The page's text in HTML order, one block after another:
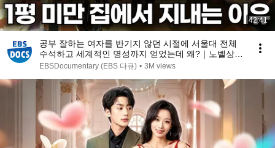
42:41
공부 잘하는 여자를 반기지 않던 시절에 서울대 전체
수석하고 세계적인 명성까지 얻었는데 왜?｜노벨상도
7성급 호텔도 부럽지 않은 어느 학자의 품격｜여백서
EBSDocumentary (EBS 다큐) • 3M views